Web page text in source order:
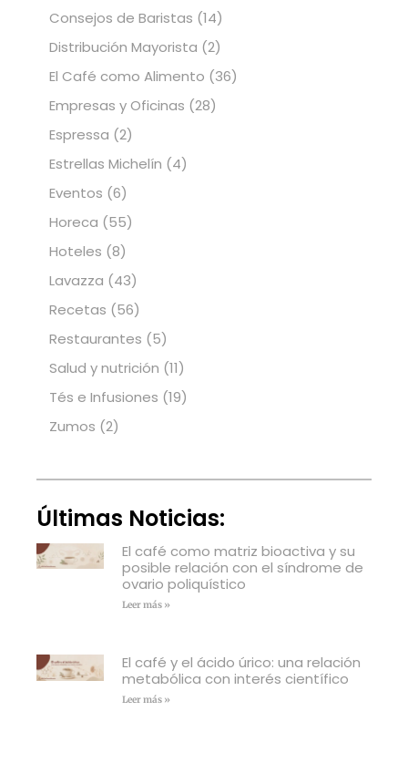
Consejos de Baristas (14)
Distribución Mayorista (2)
El Café como Alimento (36)
Empresas y Oficinas (28)
Espressa (2)
Estrellas Michelín (4)
Eventos (6)
Horeca (55)
Hoteles (8)
Lavazza (43)
Recetas (56)
Restaurantes (5)
Salud y nutrición (11)
Tés e Infusiones (19)
Zumos (2)
Últimas Noticias:
El café como matriz bioactiva y su
posible relación con el síndrome de
ovario poliquístico
Leer más »
El café y el ácido úrico: una relación
metabólica con interés científico
Leer más »